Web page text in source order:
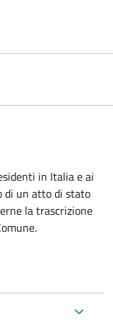
in Italia e ai
di un atto di stato
la trascrizione